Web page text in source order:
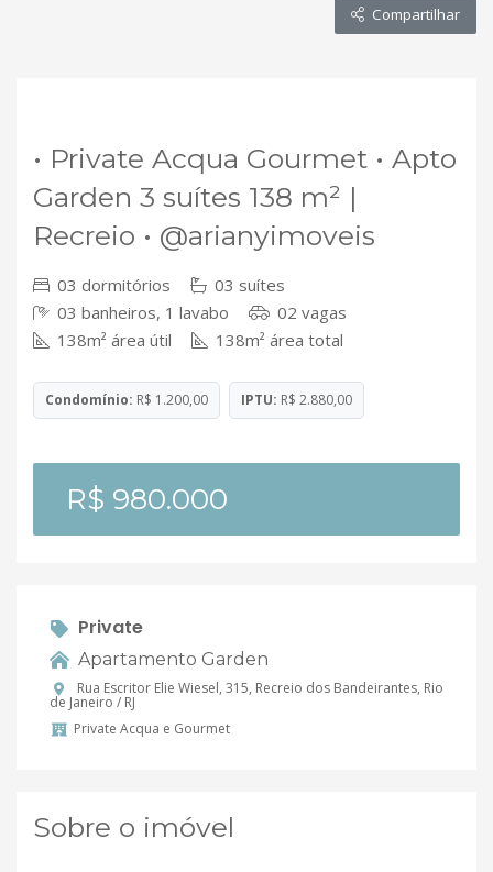
Compartilhar
• Private Acqua Gourmet • Apto
Garden 3 suítes 138 m² |
Recreio • @arianyimoveis
03 dormitórios
03 suítes
03 banheiros, 1 lavabo
02 vagas
138m² área útil
138m² área total
Condomínio: R$ 1.200,00 IPTU: R$ 2.880,00
R$ 980.000
Private
Apartamento Garden
Rua Escritor Elie Wiesel, 315, Recreio dos Bandeirantes, Rio
de Janeiro / RJ
Private Acqua e Gourmet
Sobre o imóvel